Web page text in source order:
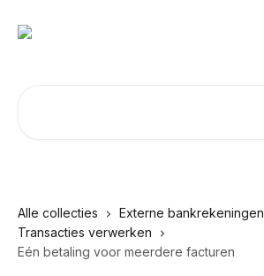
Alle collecties
Externe bankrekeningen
Transacties verwerken
Eén betaling voor meerdere facturen